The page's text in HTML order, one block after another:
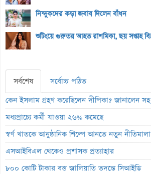
নিন্দুকদের কড়া জবাব দিলেন বাঁধন
শুটিংয়ে গুরুতর আহত রাশমিকা, ছয় সপ্তাহ
সর্বশেষ
সর্বোচ্চ পঠিত
কেন ইসলাম গ্রহণ করেছিলেন দীপিকা? জানালেন
মধ্যপ্রাচ্যে কর্মী যাওয়া ২৬% কমেছে
স্বর্ণ খাতকে আনুষ্ঠানিক শিল্পে আনতে নতুন নীতিমালা
এসআইবিএল থেকেও প্রশাসক প্রত্যাহার
৮০০ কোটি টাকার বন্ড জালিয়াতি তদন্তে সিআইডি